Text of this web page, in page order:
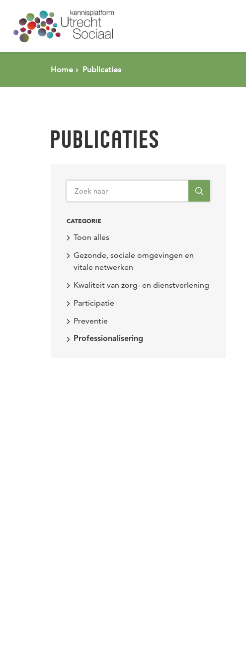
Home Publicaties
PUBLICATIES
CATEGORIE
Toon alles
Gezonde, sociale omgevingen en
vitale netwerken
Kwaliteit van zorg- en dienstverlening
Participatie
Preventie
Professionalisering